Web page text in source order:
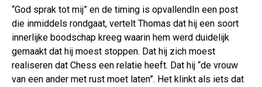
“God sprak tot mij” en de timing is opvallendIn een post
die inmiddels rondgaat, vertelt Thomas dat hij een soort
innerlijke boodschap kreeg waarin hem werd duidelijk
gemaakt dat hij moest stoppen. Dat hij zich moest
realiseren dat Chess een relatie heeft. Dat hij “de vrouw
van een ander met rust moet laten”. Het klinkt als iets dat